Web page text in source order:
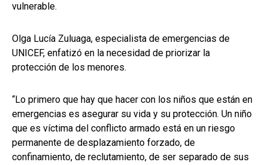
vulnerable.
Olga Lucía Zuluaga, especialista de emergencias de
UNICEF, enfatizó en la necesidad de priorizar la
protección de los menores.
“Lo primero que hay que hacer con los niños que están en
emergencias es asegurar su vida y su protección. Un niño
que es víctima del conflicto armado está en un riesgo
permanente de desplazamiento forzado, de
confinamiento, de reclutamiento, de ser separado de sus